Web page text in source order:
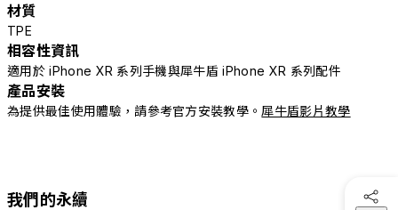
材質
TPE
相容性資訊
適用於 iPhone XR 系列手機與犀牛盾 iPhone XR 系列配件
產品安裝
為提供最佳使用體驗，請參考官方安裝教學。 犀牛盾影片教學
我們的永續